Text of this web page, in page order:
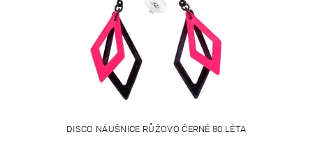
DISCO NÁUŠNICE RŮŽOVO ČERNÉ 80.LÉTA